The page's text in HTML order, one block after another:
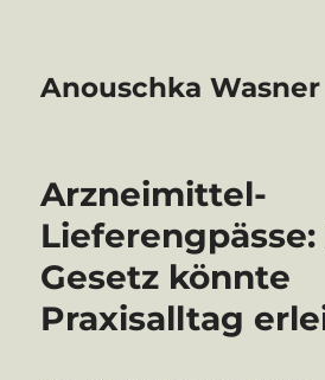
Anouschka Wasner
Arzneimittel-
Lieferengpässe:
Gesetz könnte
Praxisalltag